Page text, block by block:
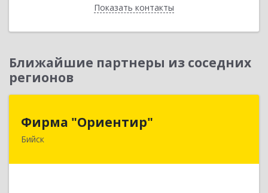
Показать контакты
Назад
Ближайшие партнеры из соседних
регионов
Фирма "Ориентир"
Бийск
659300, Алтайский край, Бийск г, Сергея Кирова